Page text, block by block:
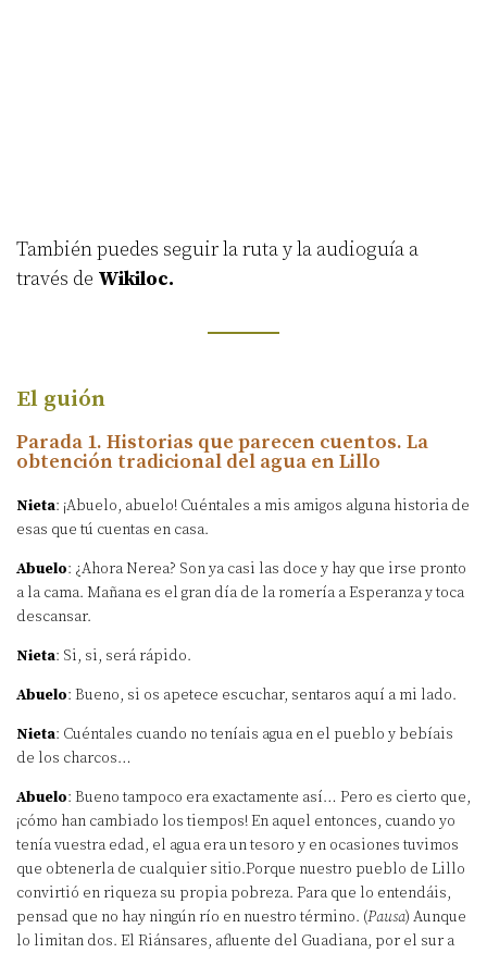
También puedes seguir la ruta y la audioguía a
través de Wikiloc.
El guión
Parada 1. Historias que parecen cuentos. La
obtención tradicional del agua en Lillo
Nieta: ¡Abuelo, abuelo! Cuéntales a mis amigos alguna historia de
esas que tú cuentas en casa.
Abuelo: ¿Ahora Nerea? Son ya casi las doce y hay que irse pronto
a la cama. Mañana es el gran día de la romería a Esperanza y toca
descansar.
Nieta: Si, si, será rápido.
Abuelo: Bueno, si os apetece escuchar, sentaros aquí a mi lado.
Nieta: Cuéntales cuando no teníais agua en el pueblo y bebíais
de los charcos…
Abuelo: Bueno tampoco era exactamente así… Pero es cierto que,
¡cómo han cambiado los tiempos! En aquel entonces, cuando yo
tenía vuestra edad, el agua era un tesoro y en ocasiones tuvimos
que obtenerla de cualquier sitio.Porque nuestro pueblo de Lillo
convirtió en riqueza su propia pobreza. Para que lo entendáis,
pensad que no hay ningún río en nuestro término. (Pausa) Aunque
lo limitan dos. El Riánsares, afluente del Guadiana, por el sur a